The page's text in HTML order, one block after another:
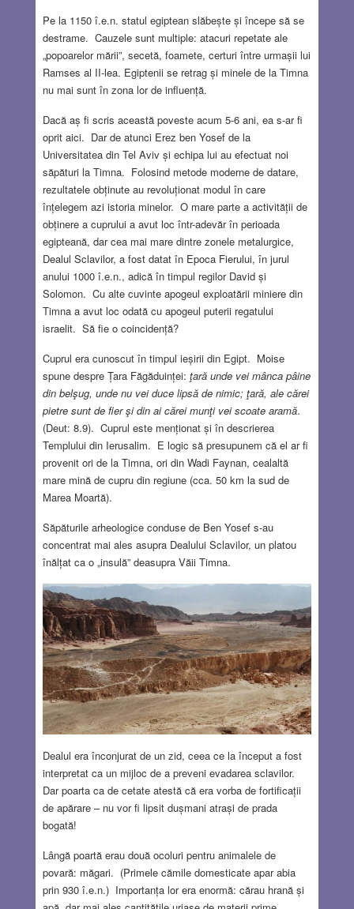
Pe la 1150 î.e.n. statul egiptean slăbește și începe să se
destrame. Cauzele sunt multiple: atacuri repetate ale
„popoarelor mării”, secetă, foamete, certuri între urmașii lui
Ramses al II-lea. Egiptenii se retrag și minele de la Timna
nu mai sunt în zona lor de influență.
Dacă aș fi scris această poveste acum 5-6 ani, ea s-ar fi
oprit aici. Dar de atunci Erez ben Yosef de la
Universitatea din Tel Aviv și echipa lui au efectuat noi
săpături la Timna. Folosind metode moderne de datare,
rezultatele obținute au revoluționat modul în care
înțelegem azi istoria minelor. O mare parte a activității de
obținere a cuprului a avut loc într-adevăr în perioada
egipteană, dar cea mai mare dintre zonele metalurgice,
Dealul Sclavilor, a fost datat în Epoca Fierului, în jurul
anului 1000 î.e.n., adică în timpul regilor David și
Solomon. Cu alte cuvinte apogeul exploatării miniere din
Timna a avut loc odată cu apogeul puterii regatului
israelit. Să fie o coincidență?
Cuprul era cunoscut în timpul ieșirii din Egipt. Moise
spune despre Țara Făgăduinței: ţară unde vei mânca pâine
din belşug, unde nu vei duce lipsă de nimic; ţară, ale cărei
pietre sunt de fier şi din ai cărei munţi vei scoate aramă.
(Deut: 8.9). Cuprul este menționat și în descrierea
Templului din Ierusalim. E logic să presupunem că el ar fi
provenit ori de la Timna, ori din Wadi Faynan, cealaltă
mare mină de cupru din regiune (cca. 50 km la sud de
Marea Moartă).
Săpăturile arheologice conduse de Ben Yosef s-au
concentrat mai ales asupra Dealului Sclavilor, un platou
înălțat ca o „insulă” deasupra Văii Timna.
Dealul era înconjurat de un zid, ceea ce la început a fost
interpretat ca un mijloc de a preveni evadarea sclavilor.
Dar poarta ca de cetate atestă că era vorba de fortificații
de apărare – nu vor fi lipsit dușmani atrași de prada
bogată!
Lângă poartă erau două ocoluri pentru animalele de
povară: măgari. (Primele cămile domesticate apar abia
prin 930 î.e.n.) Importanța lor era enormă: cărau hrană și